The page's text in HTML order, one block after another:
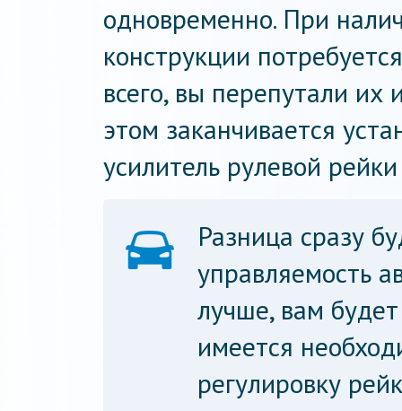
одновременно. При
конструкции
всего, вы перепутали их
этом заканчивается
усилитель рулевой
Разница сразу
управляемость
лучше, вам
имеется
регулировку